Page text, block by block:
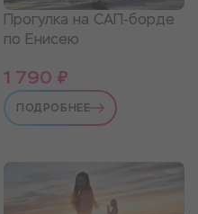
Прогулка на САП-борде
по Енисею
1 790 ₽
ПОДРОБНЕЕ